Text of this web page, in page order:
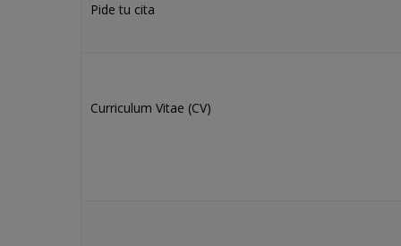
Pide tu cita
Curriculum Vitae (CV)